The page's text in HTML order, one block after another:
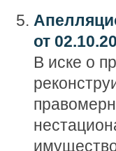
от
В иске о